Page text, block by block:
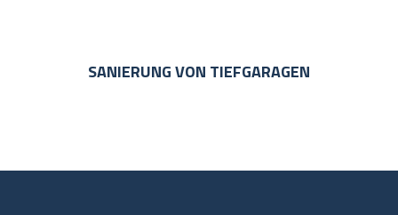
SANIERUNG VON TIEFGARAGEN